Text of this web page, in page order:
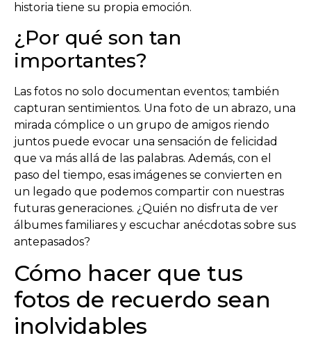
historia tiene su propia emoción.
¿Por qué son tan
importantes?
Las fotos no solo documentan eventos; también
capturan sentimientos. Una foto de un abrazo, una
mirada cómplice o un grupo de amigos riendo
juntos puede evocar una sensación de felicidad
que va más allá de las palabras. Además, con el
paso del tiempo, esas imágenes se convierten en
un legado que podemos compartir con nuestras
futuras generaciones. ¿Quién no disfruta de ver
álbumes familiares y escuchar anécdotas sobre sus
antepasados?
Cómo hacer que tus
fotos de recuerdo sean
inolvidables